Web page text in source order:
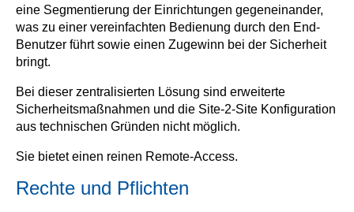
eine Segmentierung der Einrichtungen gegeneinander,
was zu einer vereinfachten Bedienung durch den End-
Benutzer führt sowie einen Zugewinn bei der Sicherheit
bringt.
Bei dieser zentralisierten Lösung sind erweiterte
Sicherheitsmaßnahmen und die Site-2-Site Konfiguration
aus technischen Gründen nicht möglich.
Sie bietet einen reinen Remote-Access.
Rechte und Pflichten